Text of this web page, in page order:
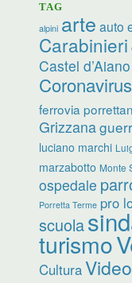
TAG
alpini arte auto
Carabinieri
Castel d’Aiano
Coronavirus
ferrovia
Grizzana
luciano marchi
marzabotto Monte
ospedale
Porretta Terme pro
scuola
turismo
Cultura